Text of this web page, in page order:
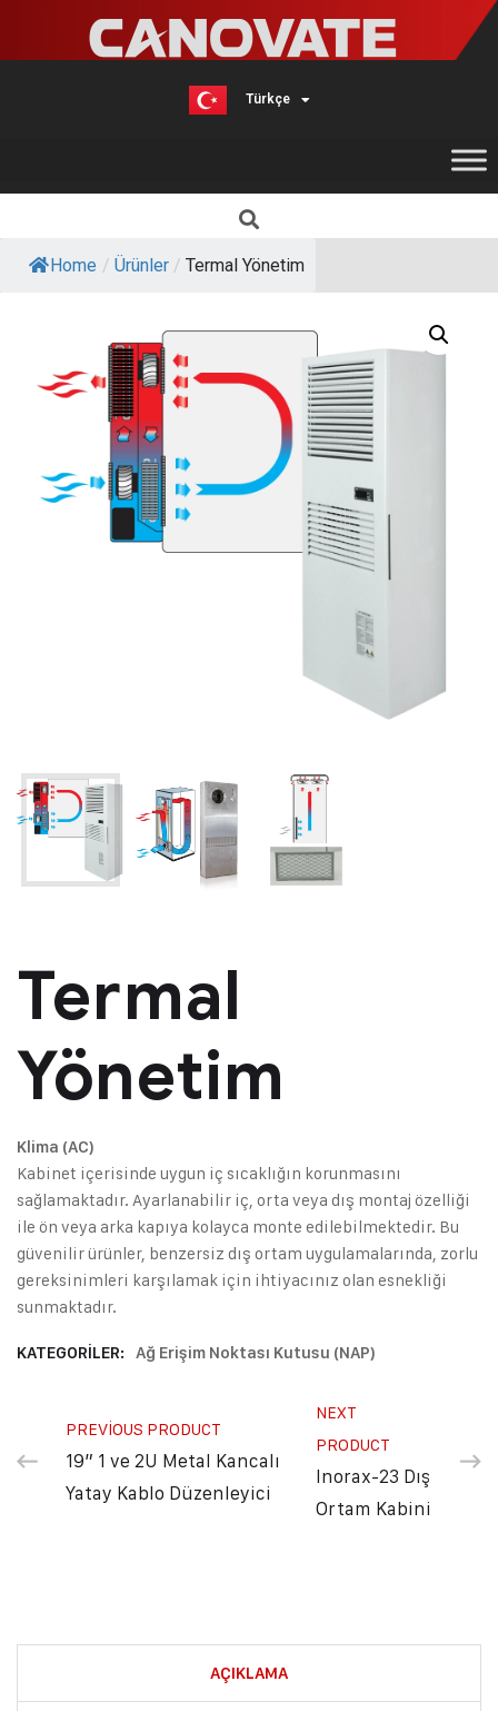
Türkçe
English
Home / Ürünler / Termal Yönetim
Termal
Yönetim
Klima (AC)
Kabinet içerisinde uygun iç sıcaklığın korunmasını
sağlamaktadır. Ayarlanabilir iç, orta veya dış montaj özelliği
ile ön veya arka kapıya kolayca monte edilebilmektedir. Bu
güvenilir ürünler, benzersiz dış ortam uygulamalarında, zorlu
gereksinimleri karşılamak için ihtiyacınız olan esnekliği
sunmaktadır.
KATEGORILER: Ağ Erişim Noktası Kutusu (NAP)
PREVIOUS PRODUCT
19” 1 ve 2U Metal Kancalı
Yatay Kablo Düzenleyici
NEXT
PRODUCT
Inorax-23 Dış
Ortam Kabini
AÇIKLAMA